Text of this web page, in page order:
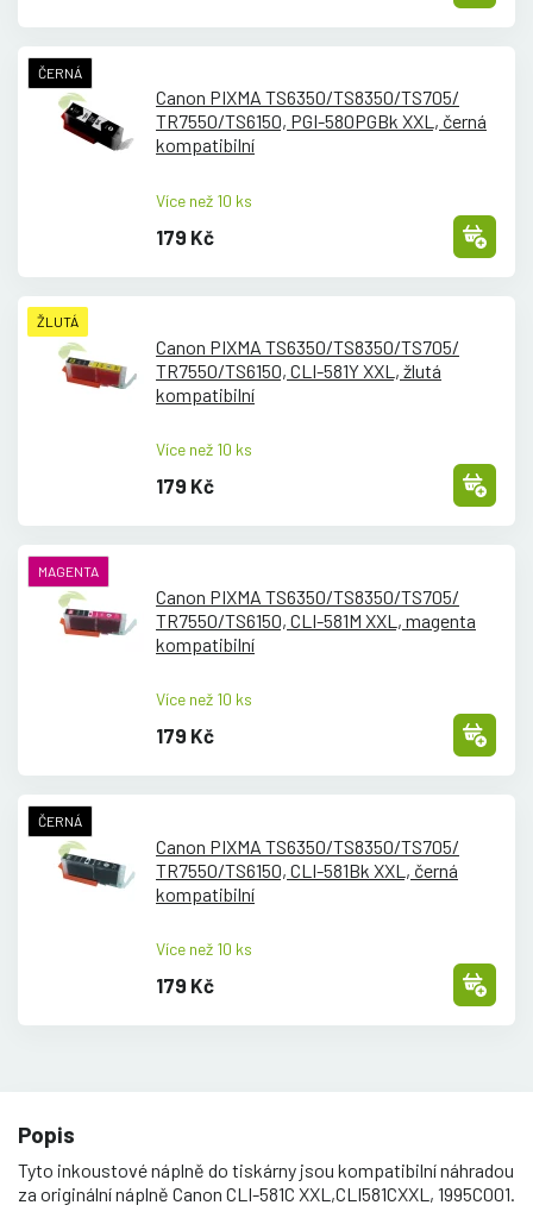
ČERNÁ
Canon PIXMA TS6350/TS8350/TS705/
TR7550/TS6150, PGI-580PGBk XXL, černá
kompatibilní
Více než 10 ks
179 Kč
ŽLUTÁ
Canon PIXMA TS6350/TS8350/TS705/
TR7550/TS6150, CLI-581Y XXL, žlutá
kompatibilní
Více než 10 ks
179 Kč
MAGENTA
Canon PIXMA TS6350/TS8350/TS705/
TR7550/TS6150, CLI-581M XXL, magenta
kompatibilní
Více než 10 ks
179 Kč
ČERNÁ
Canon PIXMA TS6350/TS8350/TS705/
TR7550/TS6150, CLI-581Bk XXL, černá
kompatibilní
Více než 10 ks
179 Kč
Popis
Tyto inkoustové náplně do tiskárny jsou kompatibilní náhradou
za originální náplně Canon CLI-581C XXL,CLI581CXXL, 1995C001.